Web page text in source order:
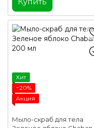
Хит
−20%
Акция
Мыло-скраб для тела